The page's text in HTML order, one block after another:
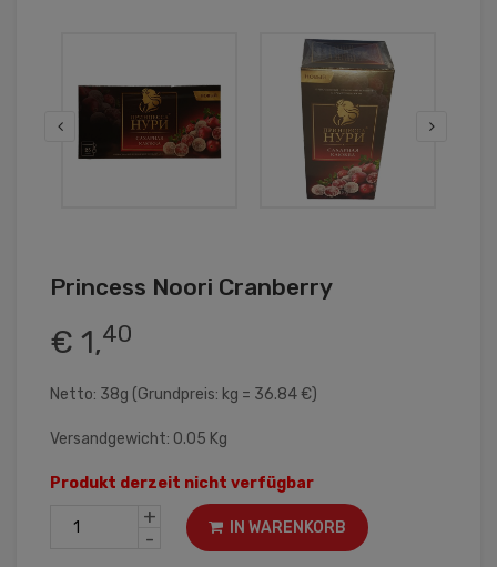
Princess Noori Cranberry
€ 1,40
Netto: 38g (Grundpreis: kg = 36.84 €)
Versandgewicht: 0.05 Kg
Produkt derzeit nicht verfügbar
+
-
IN WARENKORB